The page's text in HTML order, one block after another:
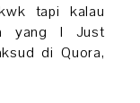
tapi kalau
yang I Just
di Quora,